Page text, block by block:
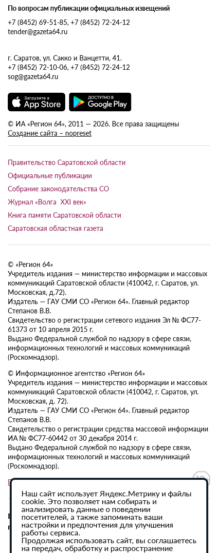
По вопросам публикации официальных извещений
+7 (8452) 69-51-85, +7 (8452) 72-24-12
tender@gazeta64.ru
г. Саратов, ул. Сакко и Ванцетти, 41.
+7 (8452) 72-10-06, +7 (8452) 72-24-12
sog@gazeta64.ru
© ИА «Регион 64», 2011 — 2026. Все права защищены
Создание сайта – nopreset
Правительство Саратовской области
Официальные публикации
Собрание законодательства СО
Журнал «Волга XXI век»
Книга памяти Саратовской области
Саратовская областная газета
© «Регион 64»
Учредитель издания — министерство информации и массовых
коммуникаций Саратовской области (410042, г. Саратов, ул.
Московская, д.72).
Издатель — ГАУ СМИ СО «Регион 64». Главный редактор
Степанов В.В.
Свидетельство о регистрации сетевого издания Эл № ФС77-
61373 от 10 апреля 2015 г.
Выдано Федеральной службой по надзору в сфере связи,
информационных технологий и массовых коммуникаций
(Роскомнадзор).
© Информационное агентство «Регион 64»
Учредитель издания — министерство информации и массовых
коммуникаций Саратовской области (410042, г. Саратов, ул.
Московская, д. 72).
Издатель — ГАУ СМИ СО «Регион 64». Главный редактор
Степанов В.В.
Свидетельство о регистрации средства массовой информации
ИА № ФС77-60442 от 30 декабря 2014 г.
Выдано Федеральной службой по надзору в сфере связи,
информационных технологий и массовых коммуникаций
(Роскомнадзор).
Политика в отношении обработки персональных данных
При использовании материалов сайта активная
гиперссылка на ИА «Регион 64» обязательна.
Наш сайт использует Яндекс.Метрику и файлы
cookie. Это позволяет нам собирать и
анализировать данные о поведении
посетителей, а также запоминать ваши
настройки и предпочтения для улучшения
работы сервиса.
Продолжая использовать сайт, вы соглашаетесь
на передач, обработку и распространение